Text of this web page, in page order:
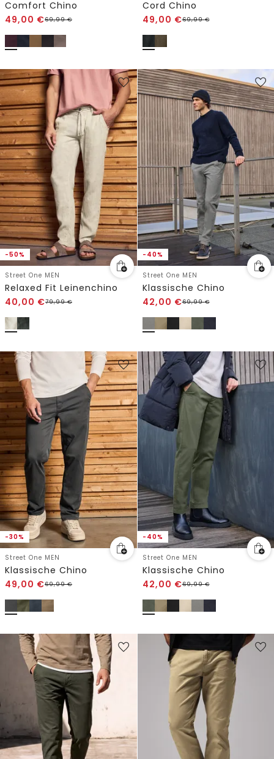
Comfort Chino
49,00 €69,99€
Cord Chino
49,00 €69,99€
-50%
Street One MEN
Relaxed Fit Leinenchino
40,00 €79,99€
-40%
Street One MEN
Klassische Chino
42,00 €69,99€
-30%
Street One MEN
Klassische Chino
49,00 €69,99€
-40%
Street One MEN
Klassische Chino
42,00 €69,99€